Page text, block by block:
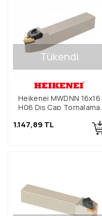
Tükendi
Heikenei MWDNN 16x16
H06 Dış Çap Tornalama
1.147,89 TL